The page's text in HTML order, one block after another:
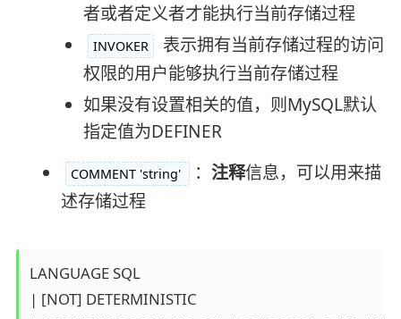
者或者定义者才能执行当前存储过程
INVOKER
表示拥有当前存储过程的访问
权限的用户能够执行当前存储过程
如果没有设置相关的值，则MySQL默认
指定值为DEFINER
COMMENT 'string' ： 注释信息，可以用来描
述存储过程
LANGUAGE SQL
| [NOT] DETERMINISTIC